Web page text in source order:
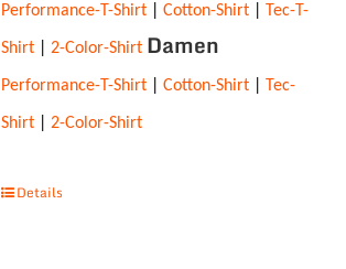
Performance-T-Shirt| Cotton-Shirt Tec-T-
Shirt| 2-Color-Shirt Damen
Performance-T-Shirt| Cotton-Shirt| Tec-
Shirt| 2-Color-Shirt
Details